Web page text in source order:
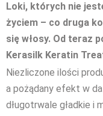
Loki, których nie
życiem – co druga
się włosy. Od teraz
Kerasilk Keratin
Niezliczone ilości
a pożądany efekt w
długotrwale gładkie i